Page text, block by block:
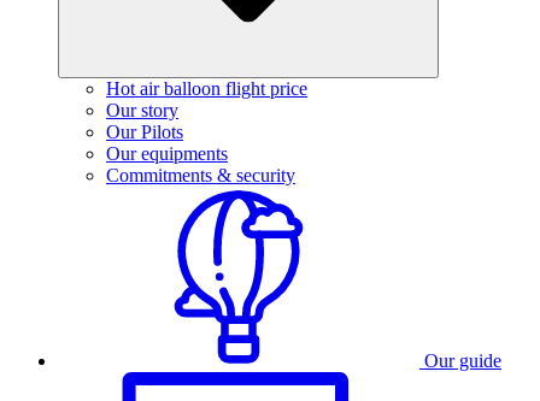
Hot air balloon flight price
Our story
Our Pilots
Our equipments
Commitments & security
Our guide